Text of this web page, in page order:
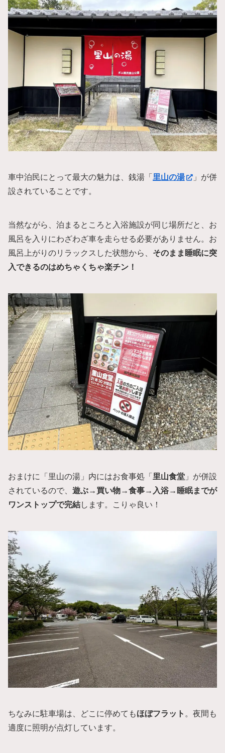
車中泊民にとって最大の魅力は、銭湯「 里山の湯
」が併
設されていることです。
当然ながら、泊まるところと入浴施設が同じ場所だと、お
風呂を入りにわざわざ車を走らせる必要がありません。お
風呂上がりのリラックスした状態から、 そのまま睡眠に突
入できるのはめちゃくちゃ楽チン！
おまけに「里山の湯」内にはお食事処「 里山食堂 」が併設
されているので、 遊ぶ→買い物→食事→入浴→睡眠までが
ワンストップで完結します。こりゃ良い！
ちなみに駐車場は、どこに停めてもほぼフラット 。夜間も
適度に照明が点灯しています。